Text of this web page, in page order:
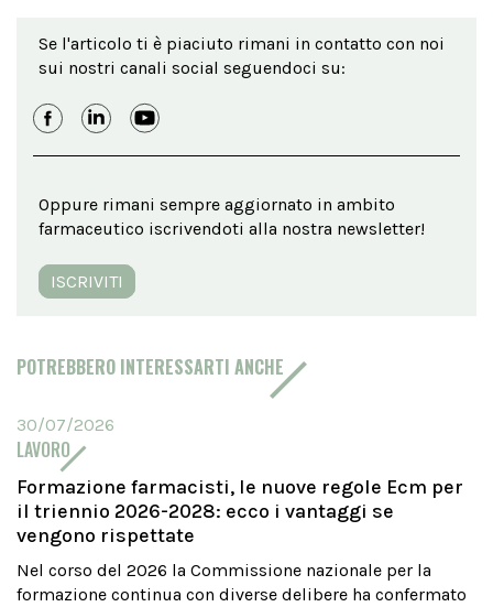
Se l'articolo ti è piaciuto rimani in contatto con noi
sui nostri canali social seguendoci su:
Oppure rimani sempre aggiornato in ambito
farmaceutico iscrivendoti alla nostra newsletter!
ISCRIVITI
POTREBBERO INTERESSARTI ANCHE
30/07/2026
LAVORO
Formazione farmacisti, le nuove regole Ecm per
il triennio 2026-2028: ecco i vantaggi se
vengono rispettate
Nel corso del 2026 la Commissione nazionale per la
formazione continua con diverse delibere ha confermato